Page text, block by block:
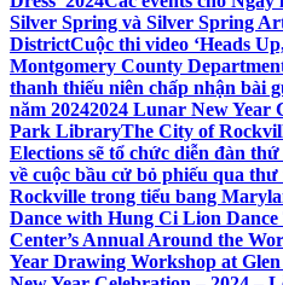
Silver Spring và Silver Spring
DistrictCuộc thi video ‘Heads
Montgomery County
thanh thiếu niên chấp nhận bài
năm 20242024 Lunar New Year
Park LibraryThe City of
Elections sẽ tổ chức diễn đàn
về cuộc bầu cử bỏ phiếu qua
Rockville trong tiểu bang
Dance with Hung Ci Lion
Center’s Annual Around the
Year Drawing Workshop at